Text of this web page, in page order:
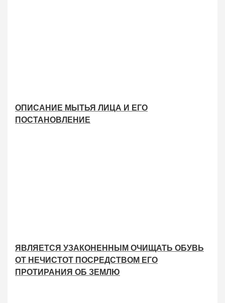
ОПИСАНИЕ МЫТЬЯ ЛИЦА И ЕГО
ПОСТАНОВЛЕНИЕ
ЯВЛЯЕТСЯ УЗАКОНЕННЫМ ОЧИЩАТЬ ОБУВЬ
ОТ НЕЧИСТОТ ПОСРЕДСТВОМ ЕГО
ПРОТИРАНИЯ ОБ ЗЕМЛЮ